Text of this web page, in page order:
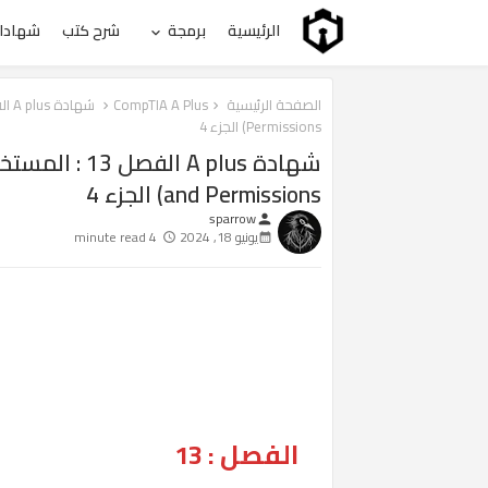
الرئيسية برمجة شرح كتب
الصفحة الرئيسية CompTIA A Plus
Permissions) الجزء 4
and Permissions) الجزء 4
person
sparrow
يونيو 18, 2024 4 minute read
الفصل : 13